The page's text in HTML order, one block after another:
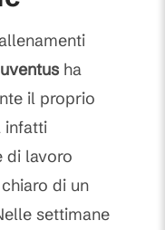
ha
il proprio
infatti
di lavoro
di un
settimane